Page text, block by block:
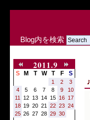
Blog内を検索
2011.9
S M T W T F S
1 2
3
4
5 6 7 8 9
10
11
12 13 14 15 16 17
18 19 20 21 22 23 24
25 26 27 28 29 30